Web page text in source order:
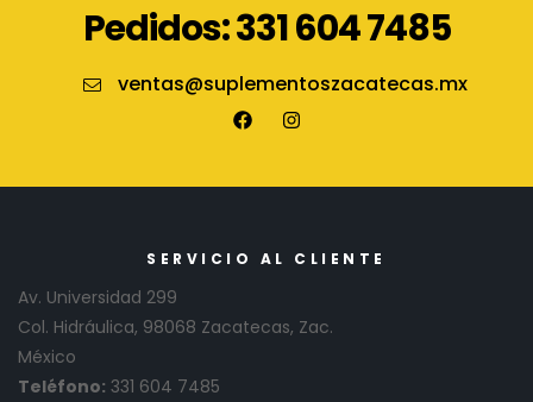
Pedidos: 331 604 7485
ventas@suplementoszacatecas.mx
SERVICIO AL CLIENTE
Av. Universidad 299
Col. Hidráulica, 98068 Zacatecas, Zac.
México
Teléfono: 331 604 7485